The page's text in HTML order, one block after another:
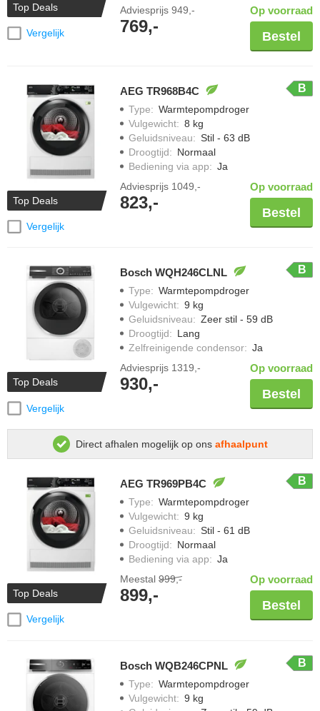
Top Deals
Vergelijk
Adviesprijs 949,-
769,-
Op voorraad
Bestel
Top Deals
Vergelijk
AEG TR968B4C B
Type: Warmtepompdroger
Vulgewicht: 8 kg
Geluidsniveau: Stil - 63 dB
Droogtijd: Normaal
Bediening via app: Ja
Adviesprijs 1049,-
823,-
Op voorraad
Bestel
Top Deals
Vergelijk
Bosch WQH246CLNL B
Type: Warmtepompdroger
Vulgewicht: 9 kg
Geluidsniveau: Zeer stil - 59 dB
Droogtijd: Lang
Zelfreinigende condensor: Ja
Adviesprijs 1319,-
930,-
Op voorraad
Bestel
Direct afhalen mogelijk op ons afhaalpunt
Top Deals
Vergelijk
AEG TR969PB4C B
Type: Warmtepompdroger
Vulgewicht: 9 kg
Geluidsniveau: Stil - 61 dB
Droogtijd: Normaal
Bediening via app: Ja
Meestal 999,-
899,-
Op voorraad
Bestel
Bosch WQB246CPNL B
Type: Warmtepompdroger
Vulgewicht: 9 kg